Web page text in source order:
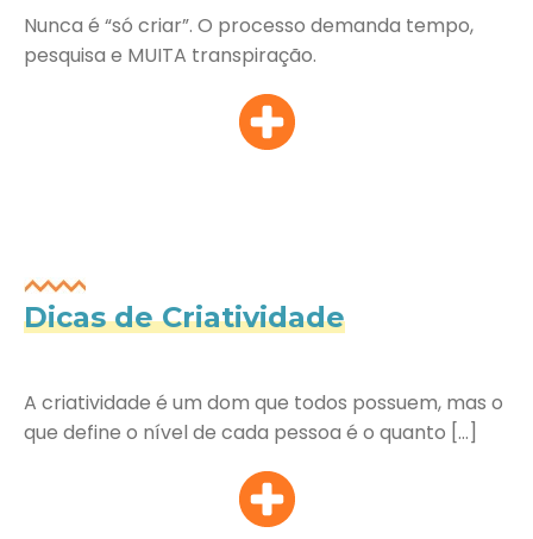
Nunca é “só criar”. O processo demanda tempo,
pesquisa e MUITA transpiração.
Dicas de Criatividade
A criatividade é um dom que todos possuem, mas o
que define o nível de cada pessoa é o quanto […]